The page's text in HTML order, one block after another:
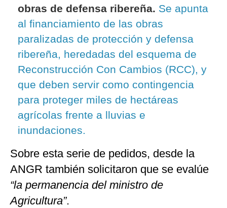
obras de defensa ribereña. Se apunta
al financiamiento de las obras
paralizadas de protección y defensa
ribereña, heredadas del esquema de
Reconstrucción Con Cambios (RCC), y
que deben servir como contingencia
para proteger miles de hectáreas
agrícolas frente a lluvias e
inundaciones.
Sobre esta serie de pedidos, desde la
ANGR también solicitaron que se evalúe
“la permanencia del ministro de
Agricultura”.